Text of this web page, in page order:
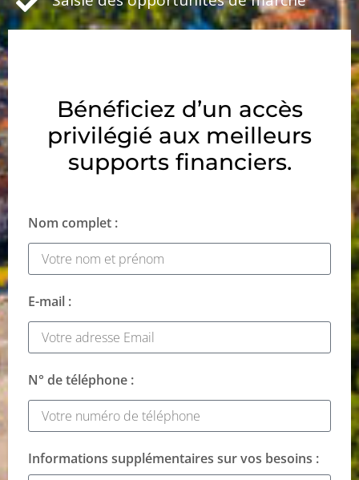
Bénéficiez d’un accès
privilégié aux meilleurs
supports financiers.
Nom complet :
E-mail :
N° de téléphone :
Informations supplémentaires sur vos besoins :